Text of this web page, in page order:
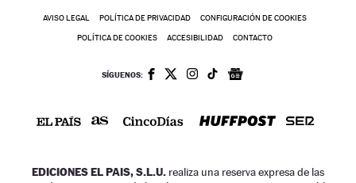
AVISO LEGAL POLÍTICA DE PRIVACIDAD CONFIGURACIÓN DE COOKIES
POLÍTICA DE COOKIES ACCESIBILIDAD CONTACTO
SÍGUENOS:
EDICIONES EL PAIS, S.L.U. realiza una reserva expresa de las